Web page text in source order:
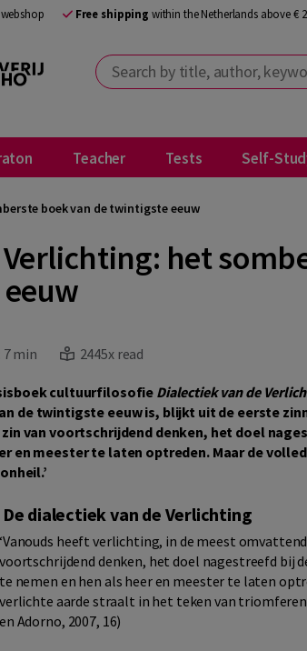
Free shipping within the Netherlands above €
Search by title, author, keyword or
Teacher Tests Self-
boek van de twintigste eeuw
het
7 min 2445x read
cultuurfilosofie Dialectiek van de
de twintigste eeuw is, blijkt uit de eerste
van voortschrijdend denken, het doel
en meester te laten optreden. Maar de
De dialectiek van de Verlichting
‘Vanouds heeft verlichting, in de meest
voortschrijdend denken, het doel nagestreefd bij
te nemen en hen als heer en meester te laten
verlichte aarde straalt in het teken van
en Adorno, 2007, 16)